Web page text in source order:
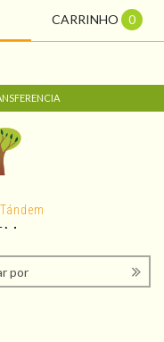
CARRINHO 0
por